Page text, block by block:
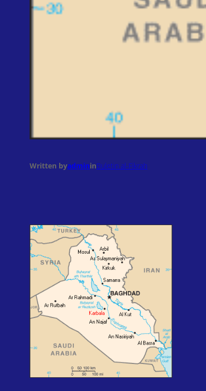
Written byadmininBuletin al-Fikrah